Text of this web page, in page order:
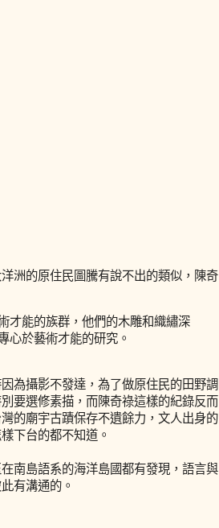
洲的原住民圖騰有說不出的類似，陳奇
才能的族群，他們的木雕和織繡深
心於藝術才能的研究。
為攝影不發達，為了做原住民的田野調
要選修素描，而陳奇祿這樣的紀錄反而
的廟宇古蹟保存不遺餘力，文人出身的
下台的都不知道。
南島語系的海洋島國都有發現，語言與
有溝通的。